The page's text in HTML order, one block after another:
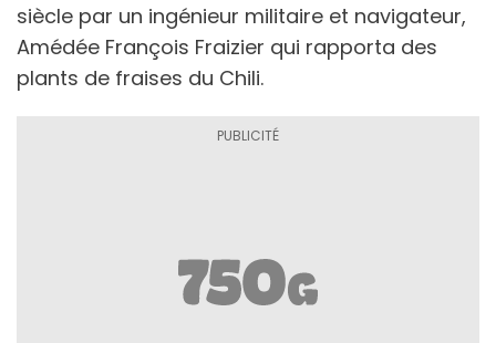
siècle par un ingénieur militaire et navigateur,
Amédée François Fraizier qui rapporta des
plants de fraises du Chili.